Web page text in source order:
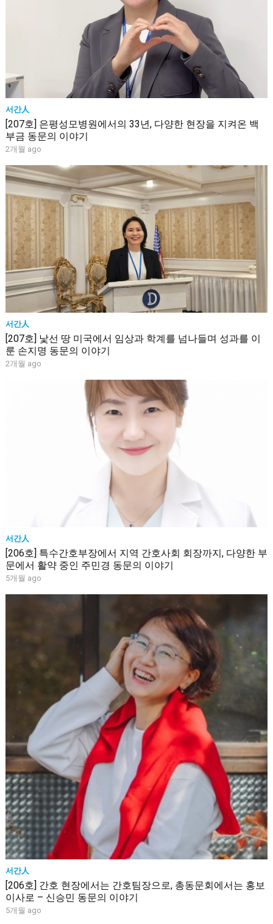
서간人
[207호] 은평성모병원에서의 33년, 다양한 현장을 지켜온 백
부금 동문의 이야기
2개월 ago
서간人
[207호] 낯선 땅 미국에서 임상과 학계를 넘나들며 성과를 이
룬 손지명 동문의 이야기
2개월 ago
서간人
[206호] 특수간호부장에서 지역 간호사회 회장까지, 다양한 부
문에서 활약 중인 주민경 동문의 이야기
5개월 ago
서간人
[206호] 간호 현장에서는 간호팀장으로, 총동문회에서는 홍보
이사로 – 신승민 동문의 이야기
5개월 ago